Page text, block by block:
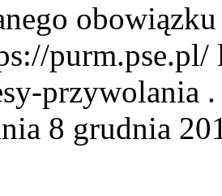
przywolania
8 grudnia